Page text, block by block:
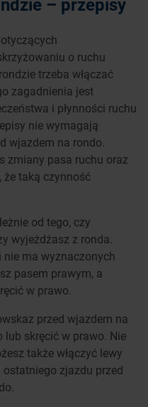
o ruchu
trzeba włączać
zagadnienia jest
i płynności ruchu
nie wymagają
wjazdem na rondo.
zmiany pasa ruchu oraz
że taką czynność
od tego, czy
wyjeżdżasz z ronda.
nie ma wyznaczonych
pasem prawym, a
w prawo.
przed wjazdem na
lub skręcić w prawo. Nie
także włączyć lewy
zjazdu przed